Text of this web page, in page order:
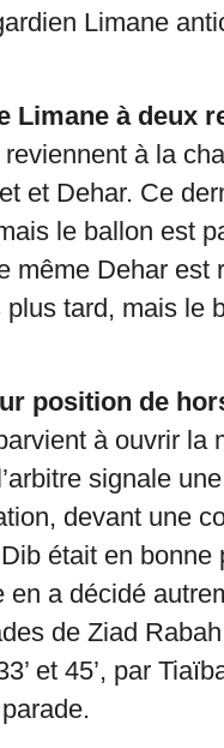
Limane
Limane à deux
à la
et Dehar. Ce
le ballon est
même Dehar est
tard, mais le
position de
à ouvrir la
signale
devant une
était en
en a décidé
de Ziad
et 45’, par